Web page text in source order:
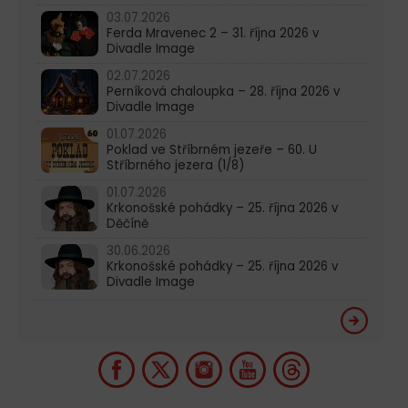
03.07.2026
Ferda Mravenec 2 – 31. října 2026 v
Divadle Image
02.07.2026
Perníková chaloupka – 28. října 2026 v
Divadle Image
01.07.2026
Poklad ve Stříbrném jezeře – 60. U
Stříbrného jezera (1/8)
01.07.2026
Krkonošské pohádky – 25. října 2026 v
Děčíně
30.06.2026
Krkonošské pohádky – 25. října 2026 v
Divadle Image